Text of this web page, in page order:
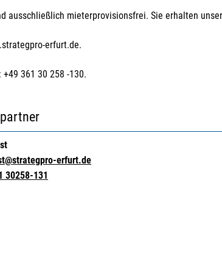
ausschließlich mieterprovisionsfrei. Sie erhalten
erfurt.de.
361 30 258 -130.
erfurt.de
30258-131